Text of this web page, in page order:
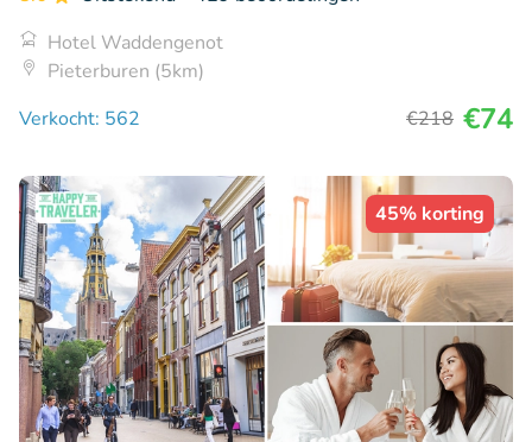
Hotel Waddengenot
Pieterburen (5km)
Verkocht: 562
€218 €74
45% korting